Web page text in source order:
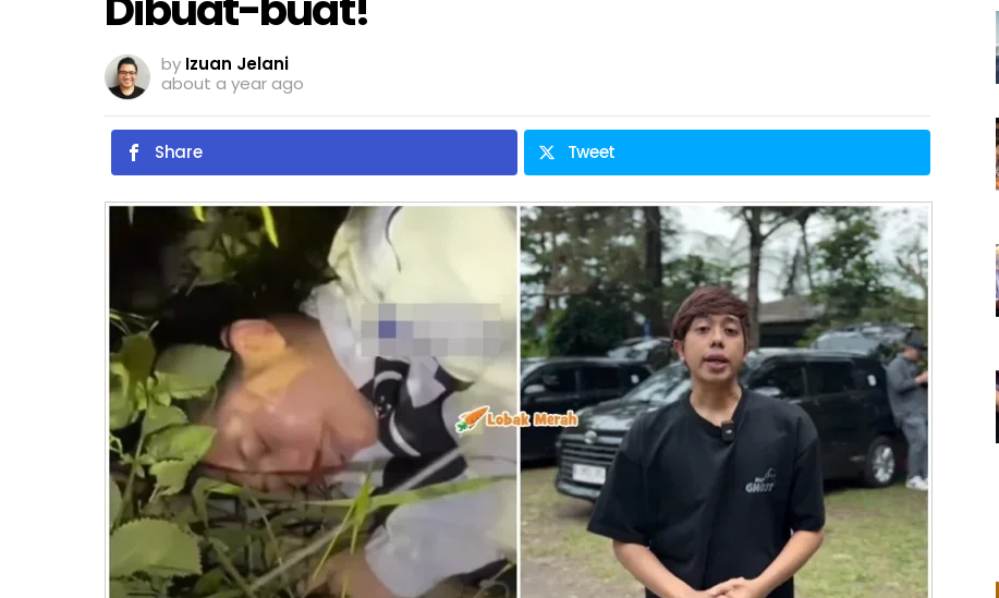
by Izuan Jelani
about a year ago
Share Tweet